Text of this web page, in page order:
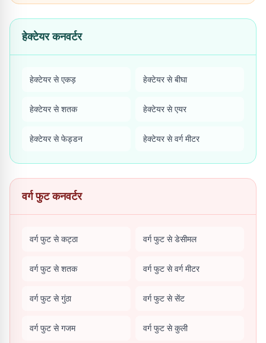
हेक्टेयर कनवर्टर
हेक्टेयर से एकड़ हेक्टेयर से बीघा
हेक्टेयर से शतक हेक्टेयर से एयर
हेक्टेयर से फेड्डन हेक्टेयर से वर्ग मीटर
वर्ग फुट कनवर्टर
वर्ग फुट से कट्ठा वर्ग फुट से डेसीमल
वर्ग फुट से शतक वर्ग फुट से वर्ग मीटर
वर्ग फुट से गुंठा वर्ग फुट से सेंट
वर्ग फुट से गजम वर्ग फुट से कुली